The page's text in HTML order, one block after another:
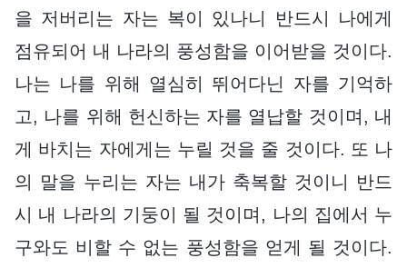
을 저버리는 자는 복이 있나니 반드시 나에게
점유되어 내 나라의 풍성함을 이어받을 것이다.
나는 나를 위해 열심히 뛰어다닌 자를 기억하
고, 나를 위해 헌신하는 자를 열납할 것이며, 내
게 바치는 자에게는 누릴 것을 줄 것이다. 또 나
의 말을 누리는 자는 내가 축복할 것이니 반드
시 내 나라의 기둥이 될 것이며, 나의 집에서 누
구와도 비할 수 없는 풍성함을 얻게 될 것이다.